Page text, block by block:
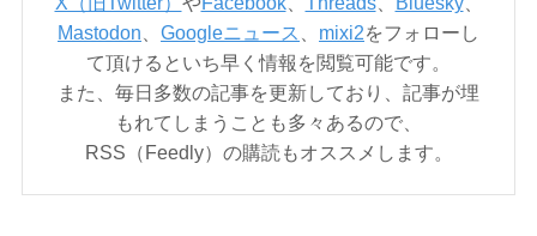
Mastodon
Googleニュース mixi2をフォローし
て頂けるといち早く情報を閲覧可能です。
また、毎日多数の記事を更新しており、記事が埋
もれてしまうことも多々あるので、
RSS（Feedly）の購読もオススメします。